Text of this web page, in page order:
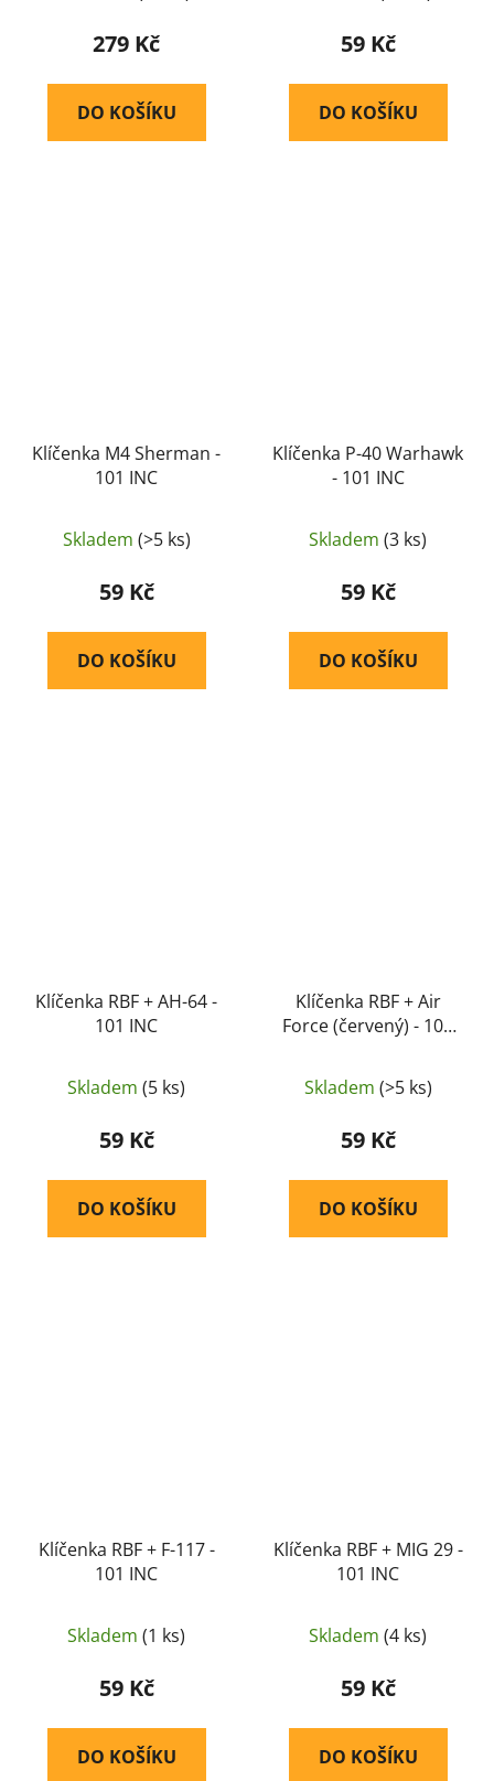
279 Kč
DO KOŠÍKU
59 Kč
DO KOŠÍKU
Klíčenka M4 Sherman -
101 INC
Skladem (>5 ks)
59 Kč
DO KOŠÍKU
Klíčenka P-40 Warhawk
- 101 INC
Skladem (3 ks)
59 Kč
DO KOŠÍKU
Klíčenka RBF + AH-64 -
101 INC
Skladem (5 ks)
59 Kč
DO KOŠÍKU
Klíčenka RBF + Air
Force (červený) - 101
Skladem (>5 ks)
59 Kč
DO KOŠÍKU
Klíčenka RBF + F-117 -
101 INC
Skladem (1 ks)
59 Kč
DO KOŠÍKU
Klíčenka RBF + MIG 29 -
101 INC
Skladem (4 ks)
59 Kč
DO KOŠÍKU